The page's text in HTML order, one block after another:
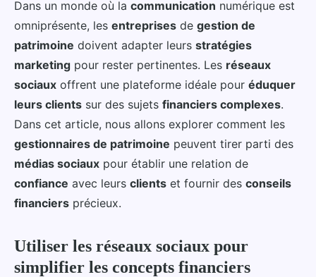
Comment les entreprises de
gestion de patrimoine peuvent-
elles utiliser les réseaux sociaux
pour éduquer leurs clients?
Maël • 17 septembre 2024•5 min de lecture
Dans un monde où la communication numérique est
omniprésente, les entreprises de gestion de
patrimoine doivent adapter leurs stratégies
marketing pour rester pertinentes. Les réseaux
sociaux offrent une plateforme idéale pour éduquer
leurs clients sur des sujets financiers complexes.
Dans cet article, nous allons explorer comment les
gestionnaires de patrimoine peuvent tirer parti des
médias sociaux pour établir une relation de
confiance avec leurs clients et fournir des conseils
financiers précieux.
Utiliser les réseaux sociaux pour
simplifier les concepts financiers